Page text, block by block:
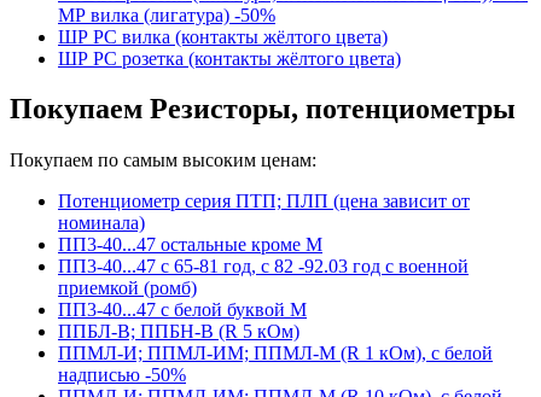
МР вилка (лигатура) -50%
ШР РС вилка (контакты жёлтого цвета)
ШР РС розетка (контакты жёлтого цвета)
Покупаем Резисторы, потенциометры
Покупаем по самым высоким ценам:
Потенциометр серия ПТП; ПЛП (цена зависит от
номинала)
ПП3-40...47 остальные кроме М
ПП3-40...47 с 65-81 год, с 82 -92.03 год с военной
приемкой (ромб)
ПП3-40...47 с белой буквой М
ППБЛ-В; ППБН-В (R 5 кОм)
ППМЛ-И; ППМЛ-ИМ; ППМЛ-М (R 1 кОм), с белой
надписью -50%